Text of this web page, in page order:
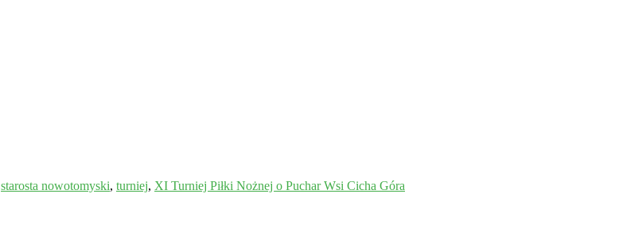
starosta nowotomyski, turniej, XI Turniej Piłki Nożnej o Puchar Wsi Cicha Góra